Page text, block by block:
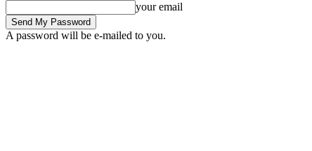
your email
A password will be e-mailed to you.